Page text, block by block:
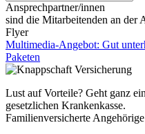
Ansprechpartner/innen
sind die Mitarbeitenden an der
Flyer
Multimedia-Angebot: Gut
Paketen
Lust auf Vorteile? Geht ganz
gesetzlichen Krankenkasse.
Familienversicherte